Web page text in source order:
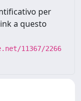
per
a questo
11367/2266